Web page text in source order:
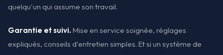
quelqu'un qui assume son travail.
Garantie et suivi. Mise en service soignée, réglages
expliqués, conseils d'entretien simples. Et si un système de